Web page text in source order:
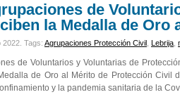
de
la Medalla de Oro
Tags: Agrupaciones Protección Civil Lebrija
de Voluntarios y Voluntarias de
de Oro al Mérito de Protección Civil
y la pandemia sanitaria de la